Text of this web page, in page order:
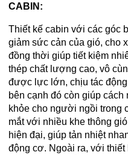
CABIN:
Thiết kế cabin với các góc
giảm sức cản của gió, cho
đồng thời giúp tiết kiệm
thép chất lượng cao, vô
được lực lớn, chịu tác
bên cạnh đó còn giúp
khỏe cho người ngồi trong
mắt với nhiều khe thông
hiện đại, giúp tản nhiệt
động cơ. Ngoài ra, với